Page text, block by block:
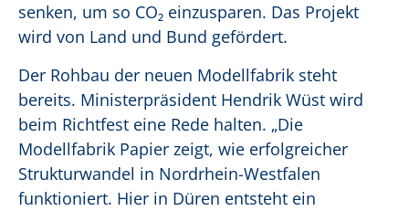
senken, um so CO₂ einzusparen. Das Projekt
wird von Land und Bund gefördert.
Der Rohbau der neuen Modellfabrik steht
bereits. Ministerpräsident Hendrik Wüst wird
beim Richtfest eine Rede halten. „Die
Modellfabrik Papier zeigt, wie erfolgreicher
Strukturwandel in Nordrhein-Westfalen
funktioniert. Hier in Düren entsteht ein